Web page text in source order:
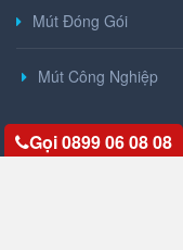
Mút Đóng Gói
Mút Công Nghiệp
GOOGLE MAPS
Gọi 0899 06 08 08